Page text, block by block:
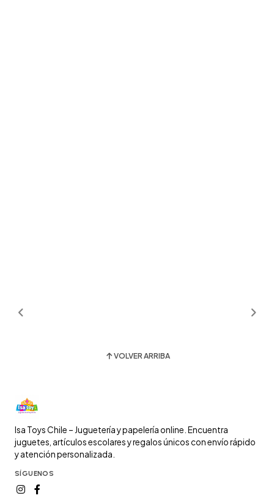
VOLVER ARRIBA
Isa Toys Chile – Juguetería y papelería online. Encuentra
juguetes, artículos escolares y regalos únicos con envío rápido
y atención personalizada.
SÍGUENOS